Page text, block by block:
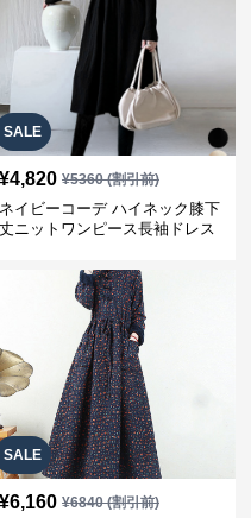
SALE
¥4,820 ¥5360(割引前)
ネイビーコーデ ハイネック膝下
丈ニットワンピース長袖ドレス
SALE
¥6,160 ¥6840(割引前)